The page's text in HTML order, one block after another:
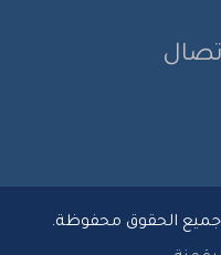
محفوظة.